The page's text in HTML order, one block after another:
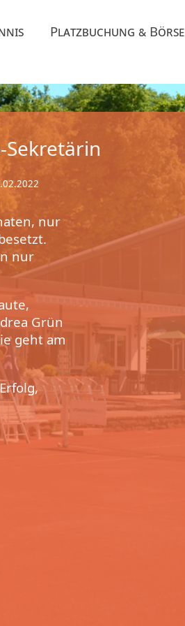
Platzbuchung & Börse
Sekretärin
nur
nur
Grün
geht am